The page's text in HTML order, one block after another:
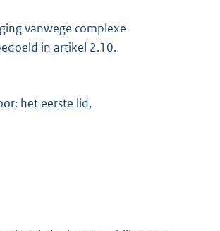
vanwege complexe
in artikel 2.10.
het eerste lid,